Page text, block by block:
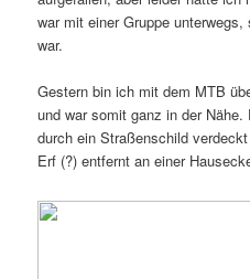
war mit einer Gruppe
war.
Gestern bin ich mit dem MTB
und war somit ganz in der
durch ein Straßenschild
Erf (?) entfernt an einer